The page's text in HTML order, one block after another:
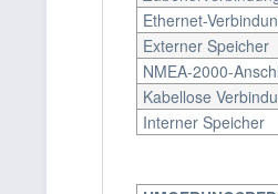
Ethernet-
Externer Speicher
NMEA-2000-
Kabellose
Interner Speicher